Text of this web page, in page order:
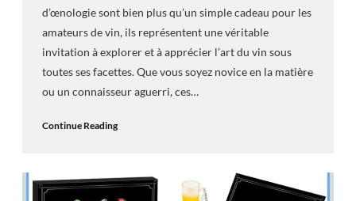
d’œnologie sont bien plus qu’un simple cadeau pour les
amateurs de vin, ils représentent une véritable
invitation à explorer et à apprécier l’art du vin sous
toutes ses facettes. Que vous soyez novice en la matière
ou un connaisseur aguerri, ces…
Continue Reading